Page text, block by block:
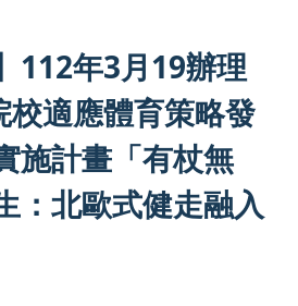
112年3月19辦理
校適應體育策略發
施計畫「有杖無
：北歐式健走融入